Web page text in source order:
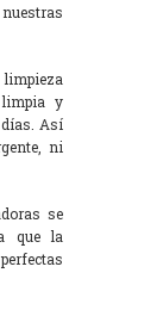
limpia y
Así
ni
se
que la